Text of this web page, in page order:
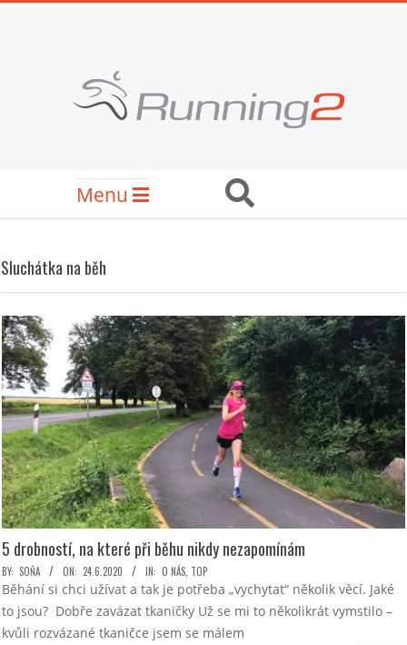
Secondary
Navigation
Menu Search
Sluchátka na běh
5 drobností, na které při běhu nikdy nezapomínám
2020-
06-
24
BY: SOŇA ON: 24.6.2020 IN: O NÁS TOP
Běhání si chci užívat a tak je potřeba „vychytat“ několik věcí. Jaké
to jsou? Dobře zavázat tkaničky Už se mi to několikrát vymstilo –
kvůli rozvázané tkaničce jsem se málem